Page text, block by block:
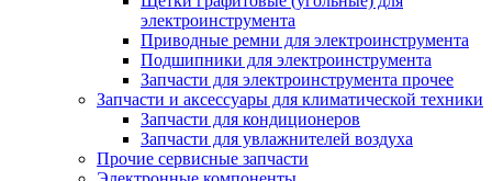
электроинструмента
Приводные ремни для электроинструмента
Подшипники для электроинструмента
Запчасти для электроинструмента прочее
Запчасти и аксессуары для климатической техники
Запчасти для кондиционеров
Запчасти для увлажнителей воздуха
Прочие сервисные запчасти